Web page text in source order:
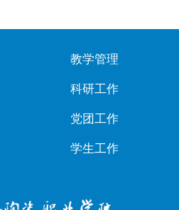
教学管理
科研工作
党团工作
学生工作